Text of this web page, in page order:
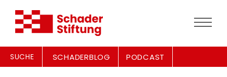
SUCHE SCHADERBLOG PODCAST